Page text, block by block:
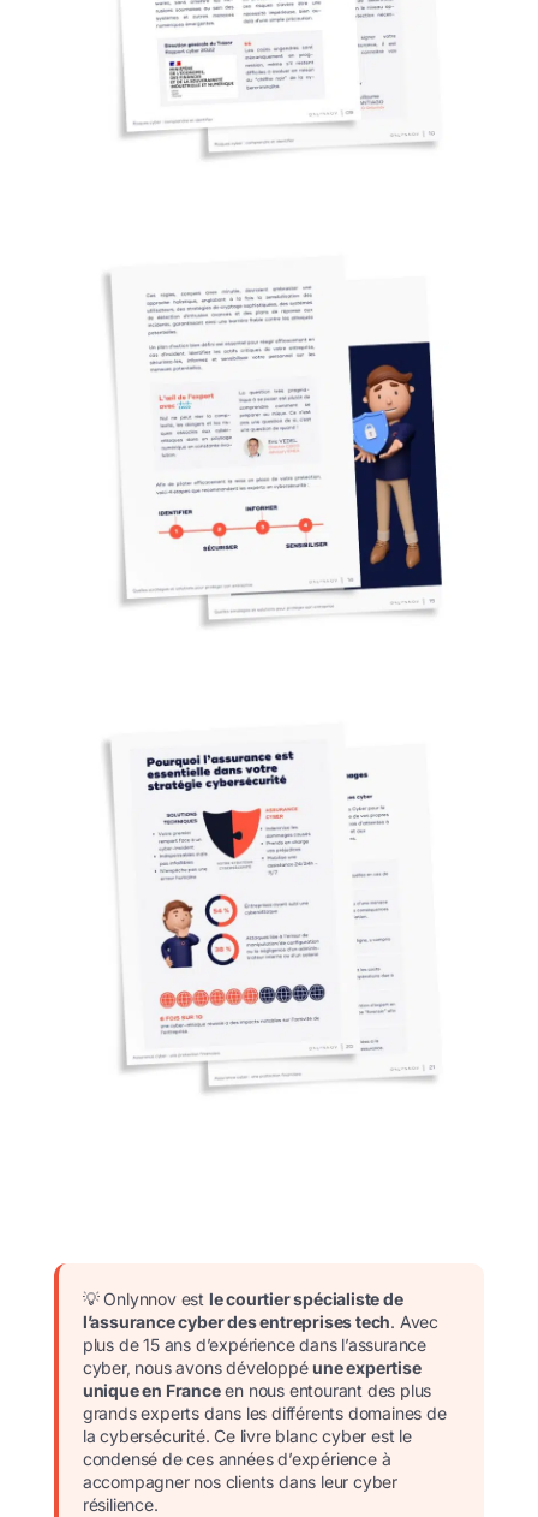
💡 Onlynnov est le courtier spécialiste de
l’assurance cyber des entreprises tech. Avec
plus de 15 ans d’expérience dans l’assurance
cyber, nous avons développéune expertise
unique en Franceen nous entourant des plus
grands experts dans les différents domaines de
la cybersécurité. Ce livre blanc cyber est le
condensé de ces années d’expérience à
accompagner nos clients dans leur cyber
résilience.